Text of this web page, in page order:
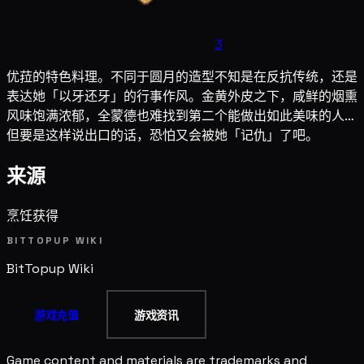
3
优菈的特色料理。不同于圆月的造型不知是在反抗传统，还是
表达她「以牙还牙」的行事作风。金黄外皮之下，咸鲜的烟熏
风味饱满浓郁，全蒙德也难找到第二个能做出如此美味的人…
但要是这样说出口的话，恐怕又会被她「记仇」了吧。
来源
烹饪获得
BITTOPUP WIKI
BitTopup Wiki
游戏充值 游戏资讯
Game content and materials are trademarks and